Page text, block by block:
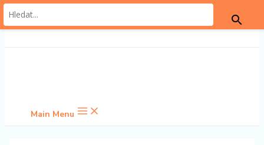
Přeskočit na obsah
Main Menu